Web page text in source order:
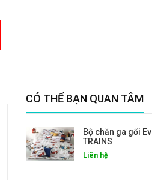
CÓ THỂ BẠN QUAN TÂM
Bộ chăn ga gối
TRAINS
Liên hệ